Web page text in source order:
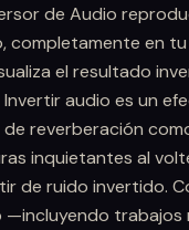
de Audio
completamente en tu
el resultado
Invertir audio es un
reverberación
inquietantes al
de ruido invertido.
—incluyendo trabajos